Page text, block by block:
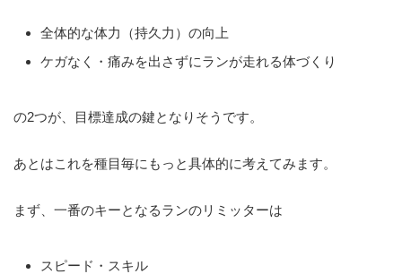
全体的な体力（持久力）の向上
ケガなく・痛みを出さずにランが走れる体づくり
の2つが、目標達成の鍵となりそうです。
あとはこれを種目毎にもっと具体的に考えてみます。
まず、一番のキーとなるランのリミッターは
スピード・スキル